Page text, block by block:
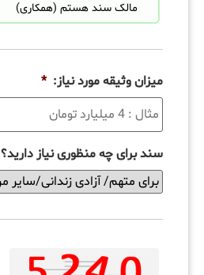
مالک سند هستم (همکاری)
میزان وثیقه مورد نیاز: *
سند برای چه منظوری نیاز دارید؟